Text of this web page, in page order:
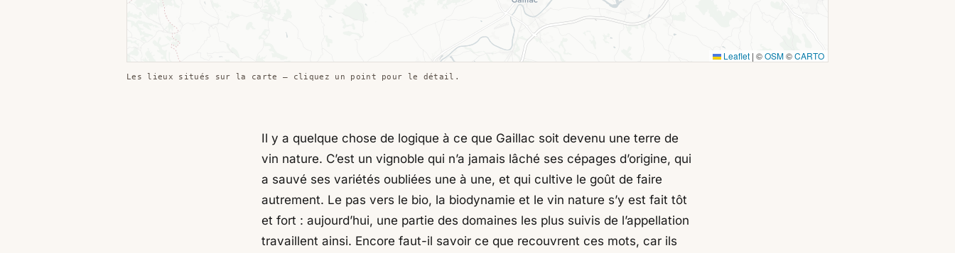
Leaflet | ©OSM©CARTO
Les lieux situés sur la carte — cliquez un point pour le détail.
Il y a quelque chose de logique à ce que Gaillac soit devenu une terre de
vin nature. C’est un vignoble qui n’a jamais lâché ses cépages d’origine, qui
a sauvé ses variétés oubliées une à une, et qui cultive le goût de faire
autrement. Le pas vers le bio, la biodynamie et le vin nature s’y est fait tôt
et fort : aujourd’hui, une partie des domaines les plus suivis de l’appellation
travaillent ainsi. Encore faut-il savoir ce que recouvrent ces mots, car ils